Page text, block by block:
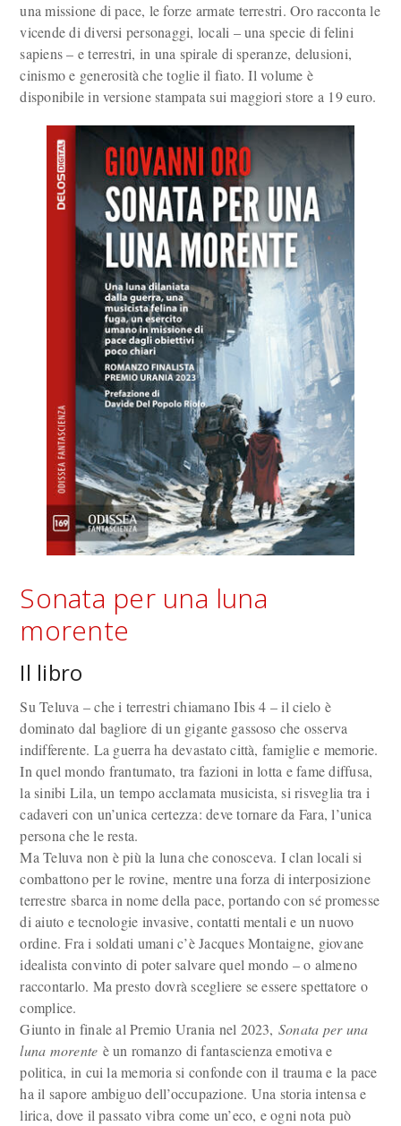
una missione di pace, le forze armate terrestri. Oro racconta le
vicende di diversi personaggi, locali – una specie di felini
sapiens – e terrestri, in una spirale di speranze, delusioni,
cinismo e generosità che toglie il fiato. Il volume è
disponibile in versione stampata sui maggiori store a 19 euro.
Sonata per una luna
morente
Il libro
Su Teluva – che i terrestri chiamano Ibis 4 – il cielo è
dominato dal bagliore di un gigante gassoso che osserva
indifferente. La guerra ha devastato città, famiglie e memorie.
In quel mondo frantumato, tra fazioni in lotta e fame diffusa,
la sinibi Lila, un tempo acclamata musicista, si risveglia tra i
cadaveri con un’unica certezza: deve tornare da Fara, l’unica
persona che le resta.
Ma Teluva non è più la luna che conosceva. I clan locali si
combattono per le rovine, mentre una forza di interposizione
terrestre sbarca in nome della pace, portando con sé promesse
di aiuto e tecnologie invasive, contatti mentali e un nuovo
ordine. Fra i soldati umani c’è Jacques Montaigne, giovane
idealista convinto di poter salvare quel mondo – o almeno
raccontarlo. Ma presto dovrà scegliere se essere spettatore o
complice.
Giunto in finale al Premio Urania nel 2023, Sonata per una
luna morente è un romanzo di fantascienza emotiva e
politica, in cui la memoria si confonde con il trauma e la pace
ha il sapore ambiguo dell’occupazione. Una storia intensa e
lirica, dove il passato vibra come un’eco, e ogni nota può